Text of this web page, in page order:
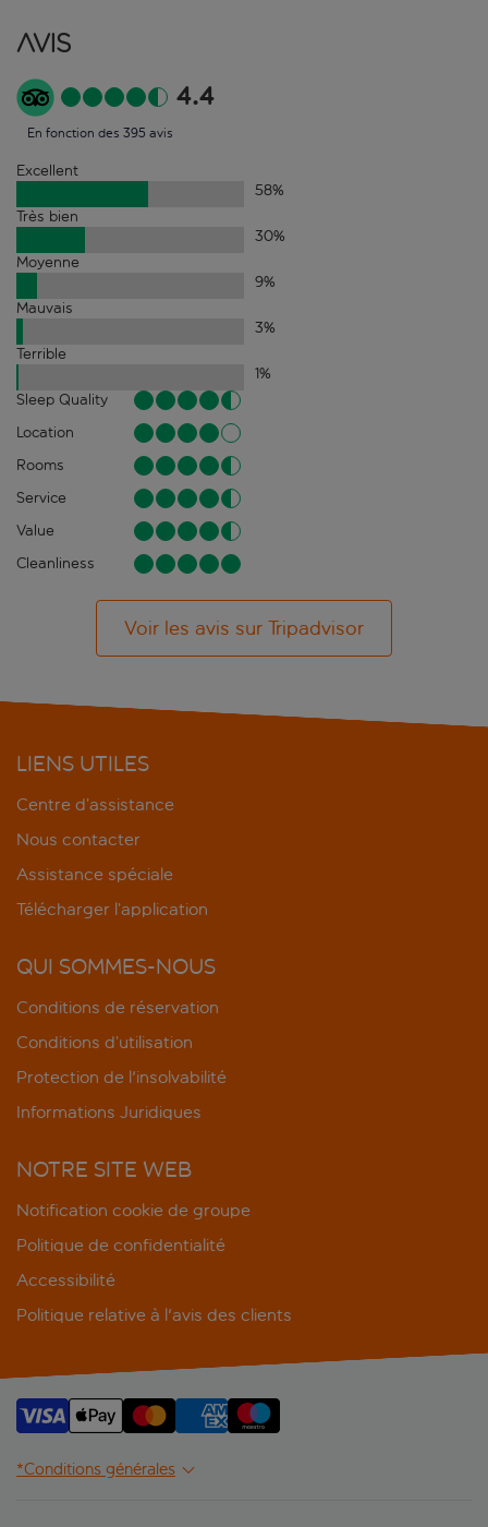
Avis
4.4
En fonction des 395 avis
Excellent
58%
Très bien
30%
Moyenne
9%
Mauvais
3%
Terrible
1%
Sleep Quality
Location
Rooms
Service
Value
Cleanliness
Voir les avis sur Tripadvisor
LIENS UTILES
Centre d’assistance
Nous contacter
Assistance spéciale
Télécharger l’application
QUI SOMMES-NOUS
Conditions de réservation
Conditions d’utilisation
Protection de l'insolvabilité
Informations Juridiques
NOTRE SITE WEB
Notification cookie de groupe
Politique de confidentialité
Accessibilité
Politique relative à l'avis des clients
*Conditions générales